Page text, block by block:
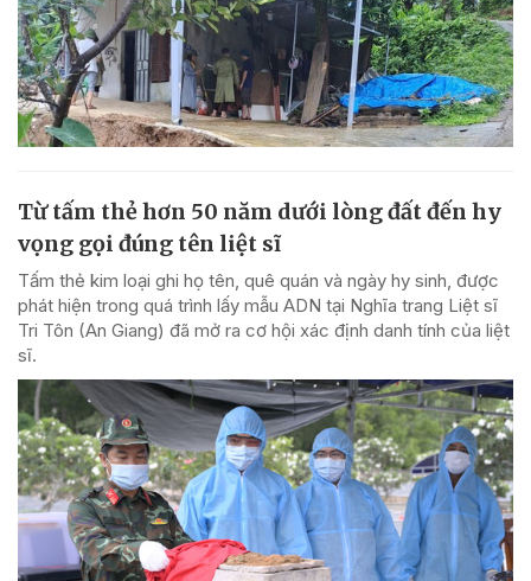
Từ tấm thẻ hơn 50 năm dưới lòng đất đến hy
vọng gọi đúng tên liệt sĩ
Tấm thẻ kim loại ghi họ tên, quê quán và ngày hy sinh, được
phát hiện trong quá trình lấy mẫu ADN tại Nghĩa trang Liệt sĩ
Tri Tôn (An Giang) đã mở ra cơ hội xác định danh tính của liệt
sĩ.